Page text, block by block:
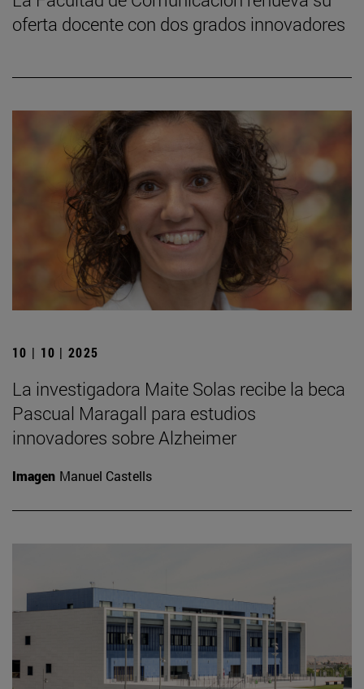
oferta docente con dos grados innovadores
10 | 10 | 2025
La investigadora Maite Solas recibe la beca
Pascual Maragall para estudios
innovadores sobre Alzheimer
Imagen Manuel Castells